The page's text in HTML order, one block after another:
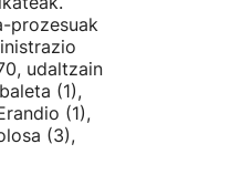
prozesuak
udaltzain
(1),
(1),
(3),